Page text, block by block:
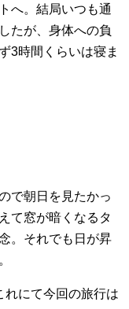
へ。結局いつも通
たが、身体への負
3時間くらいは寝ま
で朝日を見たかっ
て窓が暗くなるタ
。それでも日が昇
れにて今回の旅行は